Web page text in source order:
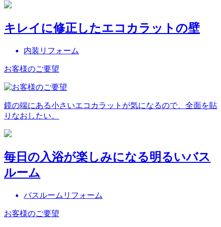
キレイに修正したエコカラットの壁
内装リフォーム
お客様のご要望
鏡の端にある小さいエコカラットが気になるので、全面を貼
りなおしたい。
毎日の入浴が楽しみになる明るいバス
ルーム
バスルームリフォーム
お客様のご要望